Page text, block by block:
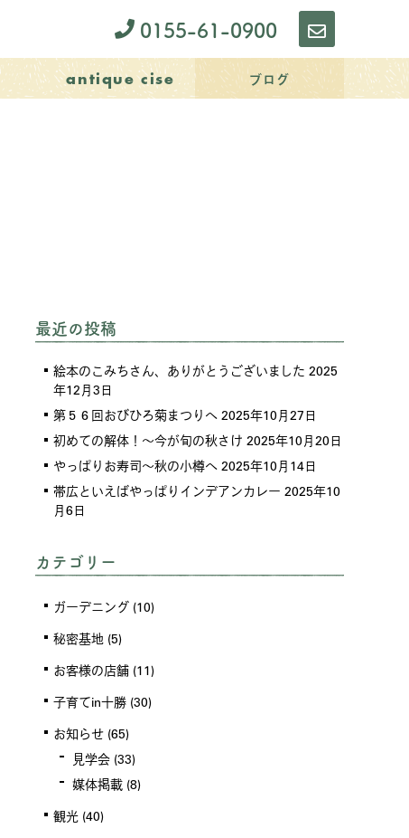
0155-61-0900 お
問
い
antique cise ブログ
最近の投稿
絵本のこみちさん、ありがとうございました 2025
年12月3日
第５６回おびひろ菊まつりへ 2025年10月27日
初めての解体！～今が旬の秋さけ 2025年10月20日
やっぱりお寿司～秋の小樽へ 2025年10月14日
帯広といえばやっぱりインデアンカレー 2025年10
月6日
カテゴリー
ガーデニング (10)
秘密基地 (5)
お客様の店舗 (11)
子育てin十勝 (30)
お知らせ (65)
見学会 (33)
媒体掲載 (8)
観光 (40)